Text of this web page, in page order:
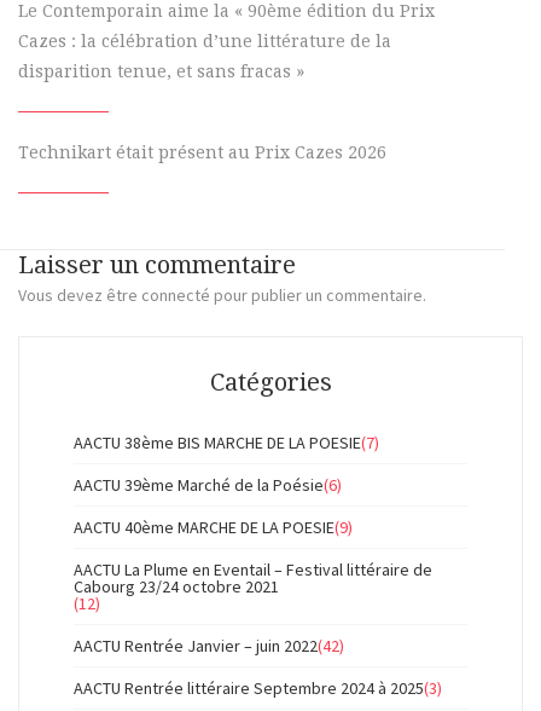
Le Contemporain aime la « 90ème édition du Prix
Cazes : la célébration d’une littérature de la
disparition tenue, et sans fracas »
Technikart était présent au Prix Cazes 2026
Laisser un commentaire
Vous devez être connecté pour publier un commentaire.
Catégories
AACTU 38ème BIS MARCHE DE LA POESIE(7)
AACTU 39ème Marché de la Poésie(6)
AACTU 40ème MARCHE DE LA POESIE(9)
AACTU La Plume en Eventail – Festival littéraire de
Cabourg 23/24 octobre 2021
(12)
AACTU Rentrée Janvier – juin 2022(42)
AACTU Rentrée littéraire Septembre 2024 à 2025(3)